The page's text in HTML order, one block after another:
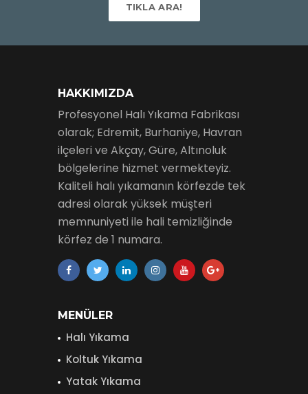
TIKLA ARA!
HAKKIMIZDA
Profesyonel Halı Yıkama Fabrikası
olarak; Edremit, Burhaniye, Havran
ilçeleri ve Akçay, Güre, Altınoluk
bölgelerine hizmet vermekteyiz.
Kaliteli halı yıkamanın körfezde tek
adresi olarak yüksek müşteri
memnuniyeti ile hali temizliğinde
körfez de 1 numara.
MENÜLER
Halı Yıkama
Koltuk Yıkama
Yatak Yıkama